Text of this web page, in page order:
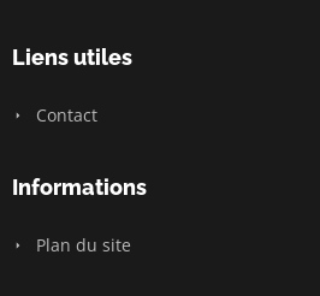
Liens utiles
Contact
Informations
Plan du site